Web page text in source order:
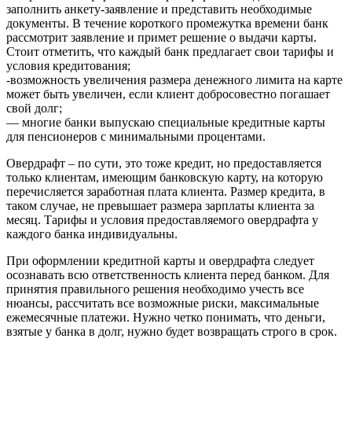
заполнить анкету-заявление и представить необходимые
документы. В течение короткого промежутка времени банк
рассмотрит заявление и примет решение о выдачи карты.
Стоит отметить, что каждый банк предлагает свои тарифы и
условия кредитования;
-возможность увеличения размера денежного лимита на карте
может быть увеличен, если клиент добросовестно погашает
свой долг;
— многие банки выпускаю специальные кредитные карты
для пенсионеров с минимальными процентами.
Овердрафт – по сути, это тоже кредит, но предоставляется
только клиентам, имеющим банковскую карту, на которую
перечисляется заработная плата клиента. Размер кредита, в
таком случае, не превышает размера зарплаты клиента за
месяц. Тарифы и условия предоставляемого овердрафта у
каждого банка индивидуальны.
При оформлении кредитной карты и овердрафта следует
осознавать всю ответственность клиента перед банком. Для
принятия правильного решения необходимо учесть все
нюансы, рассчитать все возможные риски, максимальные
ежемесячные платежи. Нужно четко понимать, что деньги,
взятые у банка в долг, нужно будет возвращать строго в срок.